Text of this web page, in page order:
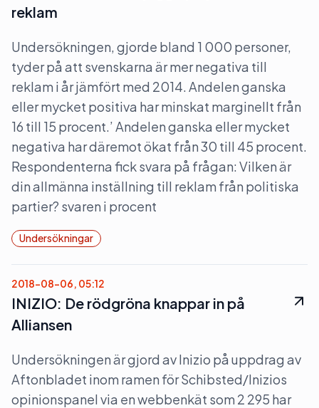
reklam
Undersökningen, gjorde bland 1 000 personer,
tyder på att svenskarna är mer negativa till
reklam i år jämfört med 2014. Andelen ganska
eller mycket positiva har minskat marginellt från
16 till 15 procent.’ Andelen ganska eller mycket
negativa har däremot ökat från 30 till 45 procent.
Respondenterna fick svara på frågan: Vilken är
din allmänna inställning till reklam från politiska
partier? svaren i procent
Undersökningar
2018-08-06, 05:12
INIZIO: De rödgröna knappar in på
Alliansen
Undersökningen är gjord av Inizio på uppdrag av
Aftonbladet inom ramen för Schibsted/Inizios
opinionspanel via en webbenkät som 2 295 har